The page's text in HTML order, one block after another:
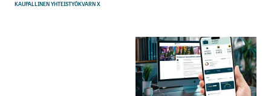
KAUPALLINEN YHTEISTYÖKVARN X